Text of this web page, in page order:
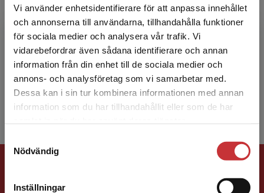
Vi använder enhetsidentifierare för att anpassa innehållet
och annonserna till användarna, tillhandahålla funktioner
för sociala medier och analysera vår trafik. Vi
vidarebefordrar även sådana identifierare och annan
information från din enhet till de sociala medier och
annons- och analysföretag som vi samarbetar med.
Dessa kan i sin tur kombinera informationen med annan
information som du har tillhandahållit eller som de har
Nödvändig
Inställningar
Begränsad fraktregion
Det verkar som att du besöker
studentlitteratur.se via en enhet utanför Sverige.
Vi erbjuder inte leveranser utanför Sverige. För
att kunna slutföra ett köp måste
Erika Tidblom
Erika Tidblom är lärare inom vuxenutbildningen
på Källvindsskolan i Norrköping och undervisar i
engelska och svenska på olika nivåer.